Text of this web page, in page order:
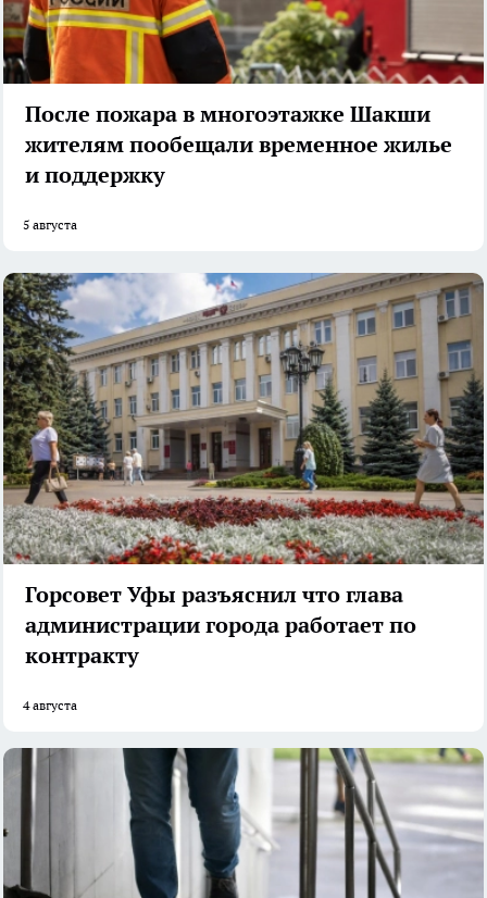
После пожара в многоэтажке Шакши
жителям пообещали временное жилье
и поддержку
5 августа
Горсовет Уфы разъяснил что глава
администрации города работает по
контракту
4 августа